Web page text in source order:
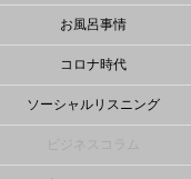
お風呂事情
コロナ時代
ソーシャルリスニング
ビジネスコラム